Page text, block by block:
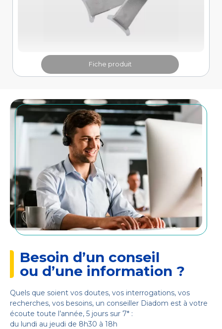
Fiche produit
Besoin d’un conseil
ou d’une information ?
Quels que soient vos doutes, vos interrogations, vos
recherches, vos besoins, un conseiller Diadom est à votre
écoute toute l’année, 5 jours sur 7* :
du lundi au jeudi de 8h30 à 18h